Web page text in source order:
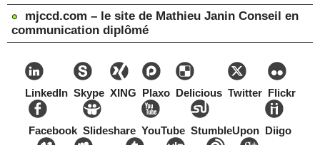
mjccd.com – le site de Mathieu Janin Conseil en
communication diplômé
LinkedIn Skype XING Plaxo Delicious Twitter Flickr
Facebook Slideshare YouTube StumbleUpon Diigo